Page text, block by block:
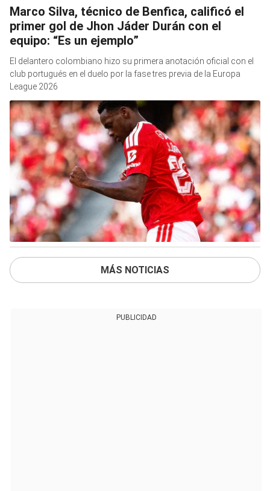
Marco Silva, técnico de Benfica, calificó el
primer gol de Jhon Jáder Durán con el
equipo: “Es un ejemplo”
El delantero colombiano hizo su primera anotación oficial con el
club portugués en el duelo por la fase tres previa de la Europa
League 2026
MÁS NOTICIAS
PUBLICIDAD